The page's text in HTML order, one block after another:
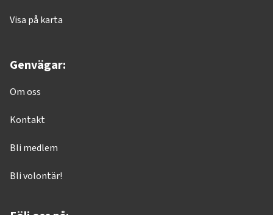
Visa på karta
Genvägar:
Om oss
Kontakt
Bli medlem
Bli volontär!